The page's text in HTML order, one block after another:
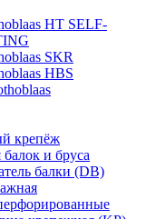
HT SELF-
SKR
НВS
крепёж
и бруса
балки (DB)